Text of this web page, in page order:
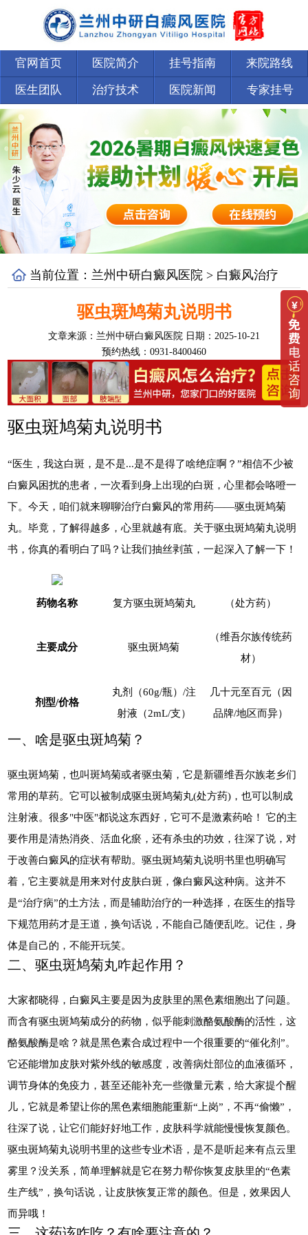
官网首页 医院简介 挂号指南 来院路线
医生团队 治疗技术 医院新闻 专家挂号
当前位置： 兰州中研白癜风医院 > 白癜风治疗
驱虫斑鸠菊丸说明书
文章来源： 兰州中研白癜风医院 日期：2025-10-21
预约热线：0931-8400460
驱虫斑鸠菊丸说明书
“医生，我这白斑，是不是...是不是得了啥绝症啊？”相信不少被
白癜风困扰的患者，一次看到身上出现的白斑，心里都会咯噔一
下。今天，咱们就来聊聊治疗白癜风的常用药——驱虫斑鸠菊
丸。毕竟，了解得越多，心里就越有底。关于驱虫斑鸠菊丸说明
书，你真的看明白了吗？让我们抽丝剥茧，一起深入了解一下！
药物名称 复方驱虫斑鸠菊丸 （处方药）
主要成分 驱虫斑鸠菊
（维吾尔族传统药
材）
剂型/价格
丸剂（60g/瓶）/注
射液（2mL/支）
几十元至百元（因
品牌/地区而异）
一、啥是驱虫斑鸠菊？
驱虫斑鸠菊，也叫斑鸠菊或者驱虫菊，它是新疆维吾尔族老乡们
常用的草药。它可以被制成驱虫斑鸠菊丸(处方药)，也可以制成
注射液。很多"中医"都说这东西好，它可不是激素药哈！ 它的主
要作用是清热消炎、活血化瘀，还有杀虫的功效，往深了说，对
于改善白癜风的症状有帮助。驱虫斑鸠菊丸说明书里也明确写
着，它主要就是用来对付皮肤白斑，像白癜风这种病。这并不
是“治疗病”的土方法，而是辅助治疗的一种选择，在医生的指导
下规范用药才是王道，换句话说，不能自己随便乱吃。记住，身
体是自己的，不能开玩笑。
二、驱虫斑鸠菊丸咋起作用？
大家都晓得，白癜风主要是因为皮肤里的黑色素细胞出了问题。
而含有驱虫斑鸠菊成分的药物，似乎能刺激酪氨酸酶的活性，这
酪氨酸酶是啥？就是黑色素合成过程中一个很重要的“催化剂”。
它还能增加皮肤对紫外线的敏感度，改善病灶部位的血液循环，
调节身体的免疫力，甚至还能补充一些微量元素，给大家提个醒
儿，它就是希望让你的黑色素细胞能重新“上岗”，不再“偷懒”，
往深了说，让它们能好好地工作，皮肤科学就能慢慢恢复颜色。
驱虫斑鸠菊丸说明书里的这些专业术语，是不是听起来有点云里
雾里？没关系，简单理解就是它在努力帮你恢复皮肤里的“色素
生产线”，换句话说，让皮肤恢复正常的颜色。但是，效果因人
而异哦！